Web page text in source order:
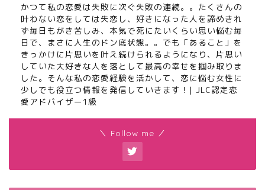
かつて私の恋愛は失敗に次ぐ失敗の連続。。たくさんの
叶わない恋をしては失恋し、好きになった人を諦めきれ
ず毎日もがき苦しみ、本気で死にたいくらい思い悩む毎
日で、まさに人生のドン底状態。。でも「あること」を
きっかけに片思いを叶え続けられるようになり、片思い
していた大好きな人を落として最高の幸せを掴み取りま
した。そんな私の恋愛経験を活かして、恋に悩む女性に
少しでも役立つ情報を発信していきます！| JLC認定恋
愛アドバイザー1級
＼ Follow me ／